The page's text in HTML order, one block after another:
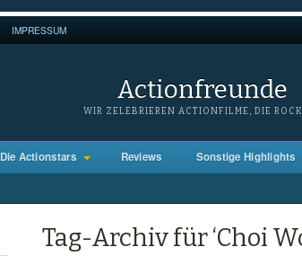
IMPRESSUM
Actionfreunde
WIR ZELEBRIEREN ACTIONFILME, DIE
Die Actionstars Reviews Sonstige Highlights
Tag-Archiv für ‘Choi